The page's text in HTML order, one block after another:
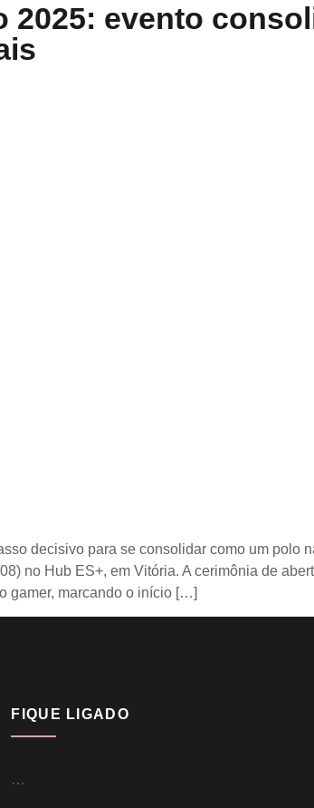
2025: evento
decisivo para se consolidar como um polo
no Hub ES+, em Vitória. A cerimônia de
gamer, marcando o início […]
FIQUE LIGADO
…